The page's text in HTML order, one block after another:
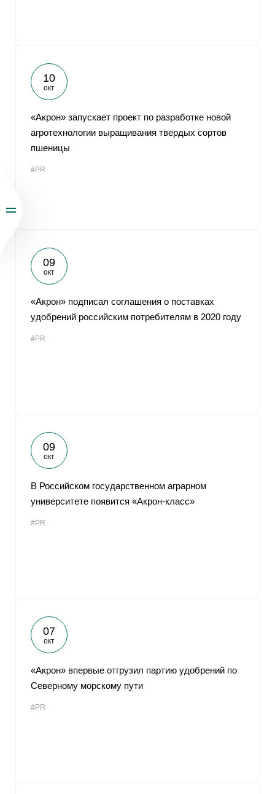
10
окт
«Акрон» запускает проект по разработке новой
агротехнологии выращивания твердых сортов
пшеницы
#PR
09
окт
«Акрон» подписал соглашения о поставках
удобрений российским потребителям в 2020 году
#PR
09
окт
В Российском государственном аграрном
университете появится «Акрон-класс»
#PR
07
окт
«Акрон» впервые отгрузил партию удобрений по
Северному морскому пути
#PR